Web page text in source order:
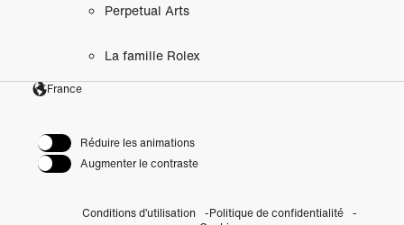
Perpetual Arts
La famille Rolex
France
Réduire les animations
Augmenter le contraste
Conditions d’utilisation
Politique de confidentialité